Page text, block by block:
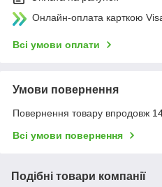
Онлайн-оплата карткою
Всі умови оплати
Умови повернення
Повернення товару впродовж
Всі умови повернення
Подібні товари компанії